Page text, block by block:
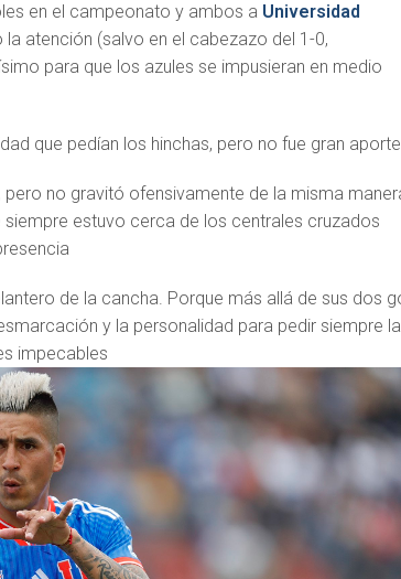
en el campeonato y ambos a Universidad
la atención (salvo en el cabezazo del 1-0,
para que los azules se impusieran en medio
que pedían los hinchas, pero no fue gran aporte
pero no gravitó ofensivamente de la misma
estuvo cerca de los centrales cruzados
de la cancha. Porque más allá de sus dos
y la personalidad para pedir siempre la
impecables